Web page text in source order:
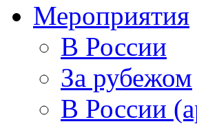
Мероприятия
В России
За рубежом
В России